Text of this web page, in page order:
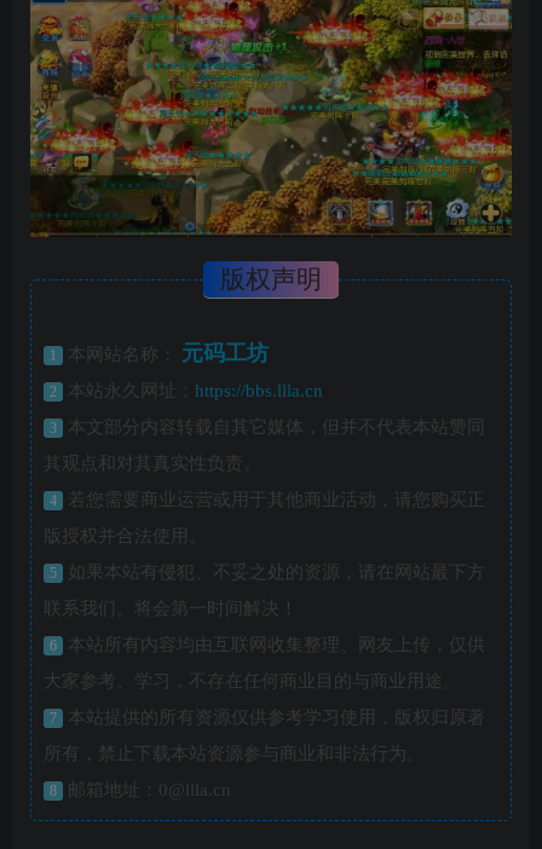
版权声明
1 本网站名称： 元码工坊
2 本站永久网址： https://bbs.llla.cn
3
本文部分内容转载自其它媒体，但并不代表本站赞同
其观点和对其真实性负责。
4
若您需要商业运营或用于其他商业活动，请您购买正
版授权并合法使用。
5
如果本站有侵犯、不妥之处的资源，请在网站最下方
联系我们。将会第一时间解决！
6
本站所有内容均由互联网收集整理、网友上传，仅供
大家参考、学习，不存在任何商业目的与商业用途。
7
本站提供的所有资源仅供参考学习使用，版权归原著
所有，禁止下载本站资源参与商业和非法行为。
8 邮箱地址：0@llla.cn